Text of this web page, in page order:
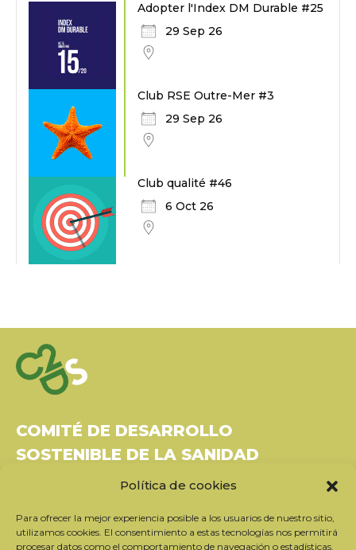
Política de cookies
Para ofrecer la mejor experiencia posible a los usuarios de nuestro sitio,
utilizamos cookies. El consentimiento a estas tecnologías nos permitirá
procesar datos como el comportamiento de navegación o estadísticas.
Adopter l'Index DM Durable #25
29 Sep 26
Club RSE Outre-Mer #3
29 Sep 26
Club qualité #46
6 Oct 26
COMITÉ DE DESARROLLO
SOSTENIBLE DE LA SANIDAD
Bâtiment Le Rubixco, 1 rue Bernard Maris
Tel: 06 26 49 36 81 -
contact@c2ds.eu